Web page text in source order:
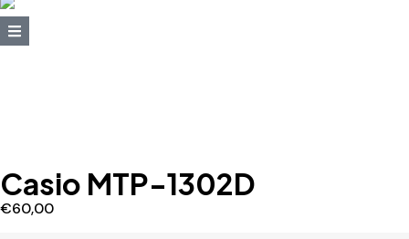
Casio MTP-1302D
€60,00